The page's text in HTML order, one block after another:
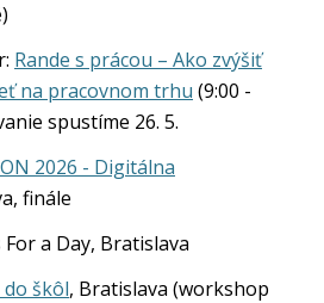
Rande s prácou – Ako zvýšiť
na pracovnom trhu (9:00 -
spustíme 26. 5.
2026 - Digitálna
finále
a Day, Bratislava
škôl, Bratislava (workshop